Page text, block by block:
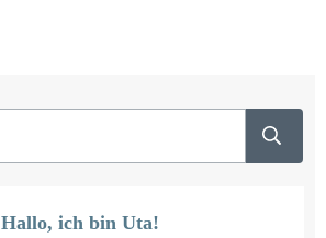
Hallo, ich bin Uta!